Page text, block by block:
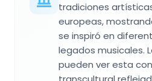
tradiciones
europeas,
se inspiró en
legados musicales.
pueden ver esta